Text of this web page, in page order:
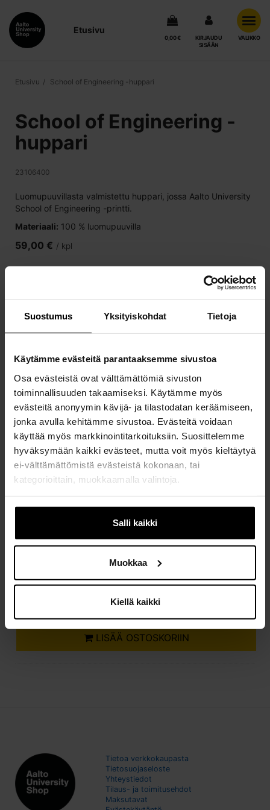
Suostumus Yksityiskohdat Tietoja
Käytämme evästeitä parantaaksemme sivustoa
Osa evästeistä ovat välttämättömiä sivuston
toiminnallisuuden takaamiseksi. Käytämme myös
evästeitä anonyymin kävijä- ja tilastodatan keräämiseen,
jonka avulla kehitämme sivustoa. Evästeitä voidaan
käyttää myös markkinointitarkoituksiin. Suosittelemme
hyväksymään kaikki evästeet, mutta voit myös kieltäytyä
ei-välttämättömistä evästeistä kokonaan, tai
kategorioittain, muokkaamalla valintoja.
Jos muutat mielesi myöhemmin, voit muokata asetuksia
evästeasetusten alla, sivun alalaidassa.
Salli kaikki
Muokkaa
Kiellä kaikki
Etusivu
0,00 €
KIRJAUDU
SISÄÄN
VALIKKO
Etusivu School of Engineering -huppari
School of Engineering -
huppari
23106400
Luomupuuvillasta valmistettu huppari, jossa Aalto University
School of Engineering -printti.
Materiaali: 100 % luomupuuvilla
59,00 € / kpl
School of Engineering -huppari, XXS
Määrä
kpl
Yhteensä:
LISÄÄ OSTOSKORIIN
Tietoa verkkokaupasta
Tietosuojaseloste
Yhteystiedot
Tilaus- ja toimitusehdot
Maksutavat